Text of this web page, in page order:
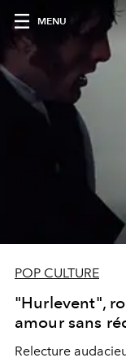
MENU
POP CULTURE
"Hurlevent",
amour sans
Relecture